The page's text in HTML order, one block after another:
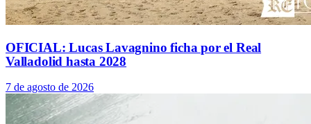
OFICIAL: Lucas Lavagnino ficha por el Real
Valladolid hasta 2028
7 de agosto de 2026